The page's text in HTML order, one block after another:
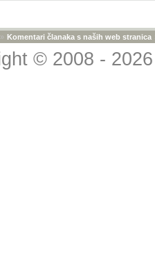
» Komentari članaka s naših web stranica
© 2008 -